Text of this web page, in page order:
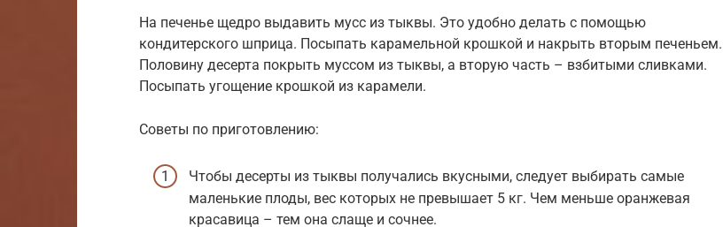
На печенье щедро выдавить мусс из тыквы. Это удобно делать с помощью
кондитерского шприца. Посыпать карамельной крошкой и накрыть вторым печеньем.
Половину десерта покрыть муссом из тыквы, а вторую часть – взбитыми сливками.
Посыпать угощение крошкой из карамели.
Советы по приготовлению:
Чтобы десерты из тыквы получались вкусными, следует выбирать самые
маленькие плоды, вес которых не превышает 5 кг. Чем меньше оранжевая
красавица – тем она слаще и сочнее.